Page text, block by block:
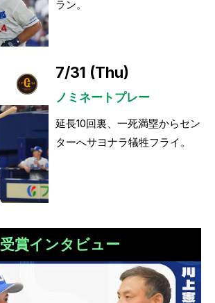
ラン。
7/31 (Thu)
ノミネートプレー
延長10回裏、一死満塁からセン
ターへサヨナラ犠牲フライ。
受賞インタビュー